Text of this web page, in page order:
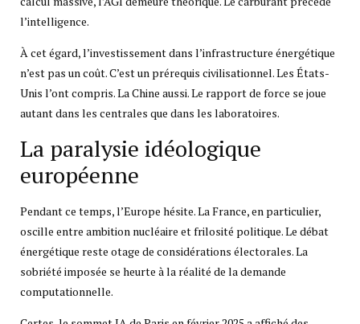
l’intelligence.
À cet égard, l’investissement dans l’infrastructure énergétique
n’est pas un coût. C’est un prérequis civilisationnel. Les États-
Unis l’ont compris. La Chine aussi. Le rapport de force se joue
autant dans les centrales que dans les laboratoires.
La paralysie idéologique
européenne
Pendant ce temps, l’Europe hésite. La France, en particulier,
oscille entre ambition nucléaire et frilosité politique. Le débat
énergétique reste otage de considérations électorales. La
sobriété imposée se heurte à la réalité de la demande
computationnelle.